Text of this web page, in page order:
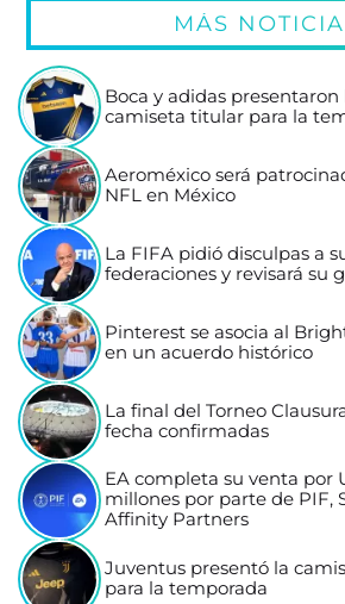
MÁS
Boca y adidas presentaron
camiseta titular para la
Aeroméxico será
NFL en México
La FIFA pidió disculpas a
federaciones y revisará su
Pinterest se asocia al
en un acuerdo histórico
La final del Torneo
fecha confirmadas
EA completa su venta por
millones por parte de PIF,
Affinity Partners
Juventus presentó la
para la temporada